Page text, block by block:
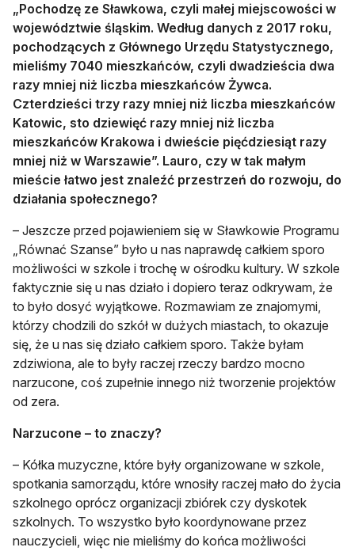
„Pochodzę ze Sławkowa, czyli małej miejscowości w
województwie śląskim. Według danych z 2017 roku,
pochodzących z Głównego Urzędu Statystycznego,
mieliśmy 7040 mieszkańców, czyli dwadzieścia dwa
razy mniej niż liczba mieszkańców Żywca.
Czterdzieści trzy razy mniej niż liczba mieszkańców
Katowic, sto dziewięć razy mniej niż liczba
mieszkańców Krakowa i dwieście pięćdziesiąt razy
mniej niż w Warszawie”. Lauro, czy w tak małym
mieście łatwo jest znaleźć przestrzeń do rozwoju, do
działania społecznego?
– Jeszcze przed pojawieniem się w Sławkowie Programu
„Równać Szanse” było u nas naprawdę całkiem sporo
możliwości w szkole i trochę w ośrodku kultury. W szkole
faktycznie się u nas działo i dopiero teraz odkrywam, że
to było dosyć wyjątkowe. Rozmawiam ze znajomymi,
którzy chodzili do szkół w dużych miastach, to okazuje
się, że u nas się działo całkiem sporo. Także byłam
zdziwiona, ale to były raczej rzeczy bardzo mocno
narzucone, coś zupełnie innego niż tworzenie projektów
od zera.
Narzucone – to znaczy?
– Kółka muzyczne, które były organizowane w szkole,
spotkania samorządu, które wnosiły raczej mało do życia
szkolnego oprócz organizacji zbiórek czy dyskotek
szkolnych. To wszystko było koordynowane przez
nauczycieli, więc nie mieliśmy do końca możliwości